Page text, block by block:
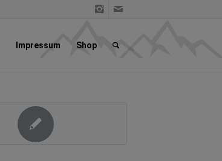
Impressum Shop